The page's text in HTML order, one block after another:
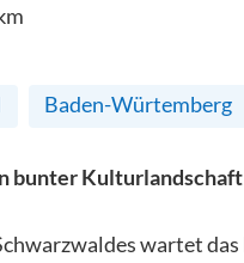
Baden-Würtemberg
bunter Kulturlandschaft
wartet das